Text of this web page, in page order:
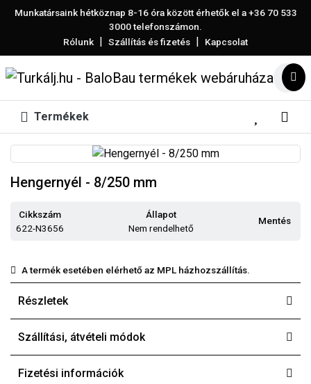
Munkatársaink hétköznap 8-16 óra között érhetők el a+36 70 533
3000telefonszámon.
Rólunk | Szállítás és fizetés | Kapcsolat
Termékek
Hengernyél - 8/250 mm
Cikkszám
622-N3656
Állapot
Nem rendelhető
Mentés
A termék esetében elérhető az MPL házhozszállítás.
Részletek
Szállítási, átvételi módok
Fizetési információk